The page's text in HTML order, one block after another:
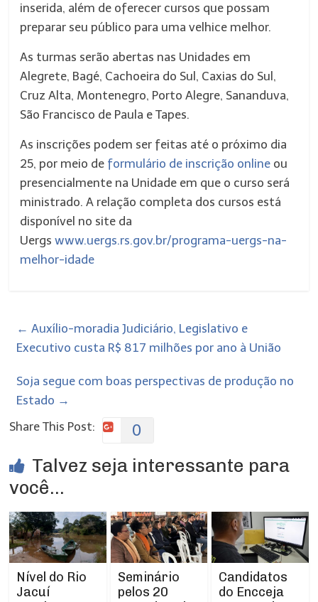
inserida, além de oferecer cursos que possam
preparar seu público para uma velhice melhor.
As turmas serão abertas nas Unidades em
Alegrete, Bagé, Cachoeira do Sul, Caxias do Sul,
Cruz Alta, Montenegro, Porto Alegre, Sananduva,
São Francisco de Paula e Tapes.
As inscrições podem ser feitas até o próximo dia
25, por meio de formulário de inscrição online ou
presencialmente na Unidade em que o curso será
ministrado. A relação completa dos cursos está
disponível no site da
Uergswww.uergs.rs.gov.br/programa-uergs-na-
melhor-idade
← Auxílio-moradia Judiciário, Legislativo e
Executivo custa R$ 817 milhões por ano à União
Soja segue com boas perspectivas de produção no
Estado →
Share This Post:
0
Talvez seja interessante para
você...
Nível do Rio
Jacuí
Seminário
pelos 20
Candidatos
do Encceja